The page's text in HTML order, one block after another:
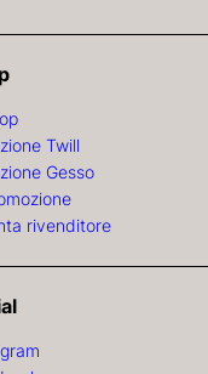
Twill
Gesso
rivenditore